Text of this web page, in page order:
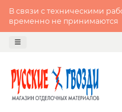
В связи с техническими
временно не принимаются